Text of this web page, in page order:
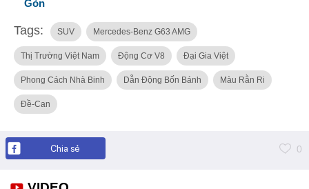
Gòn
Tags: SUV Mercedes-Benz G63 AMG
Thị Trường Việt Nam Động Cơ V8 Đại Gia Việt
Phong Cách Nhà Binh Dẫn Động Bốn Bánh Màu Rằn Ri
Đề-Can
Chia sẻ 0